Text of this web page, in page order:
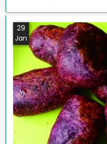
29
Jan